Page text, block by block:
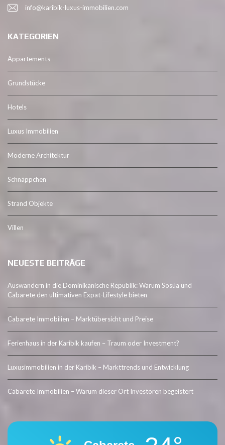
info@karibik-luxus-immobilien.com
KATEGORIEN
Appartements
Grundstücke
Hotels
Luxus Immobilien
Moderne Architektur
Schnäppchen
Strand Objekte
Villen
NEUESTE BEITRÄGE
Auswandern in die Dominikanische Republik: Warum Sosúa und
Cabarete den ultimativen Expat-Lifestyle bieten
Cabarete Immobilien – Marktübersicht und Preise
Ferienhaus in der Karibik kaufen – Traum oder Investment?
Luxusimmobilien in der Karibik – Markttrends und Entwicklung
Cabarete Immobilien – Warum dieser Ort Investoren begeistert